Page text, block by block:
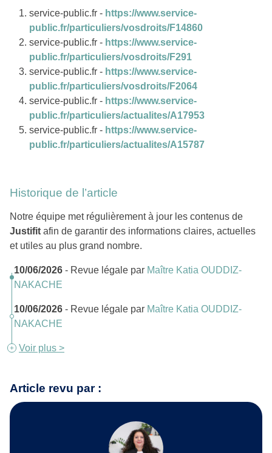
service-public.fr - https://www.service-
public.fr/particuliers/vosdroits/F14860
service-public.fr - https://www.service-
public.fr/particuliers/vosdroits/F291
service-public.fr - https://www.service-
public.fr/particuliers/vosdroits/F2064
service-public.fr - https://www.service-
public.fr/particuliers/actualites/A17953
service-public.fr - https://www.service-
public.fr/particuliers/actualites/A15787
Historique de l’article
Notre équipe met régulièrement à jour les contenus de
Justifit afin de garantir des informations claires, actuelles
et utiles au plus grand nombre.
10/06/2026 - Revue légale par Maître Katia OUDDIZ-
NAKACHE
10/06/2026 - Revue légale par Maître Katia OUDDIZ-
NAKACHE
Voir plus >
Article revu par :